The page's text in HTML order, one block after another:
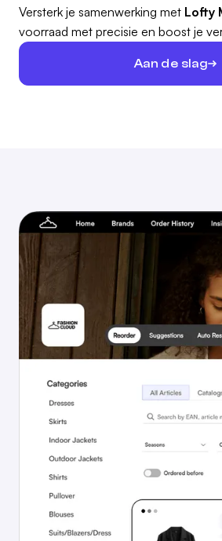
Versterk je samenwerking met Lofty
voorraad met precisie en boost je
Aan de slag